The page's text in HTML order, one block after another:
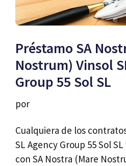
Préstamo SA
Nostrum) Vinsol
Group 55 Sol SL
por
Cualquiera de los
SL Agency Group 55 Sol
con SA Nostra (Mare